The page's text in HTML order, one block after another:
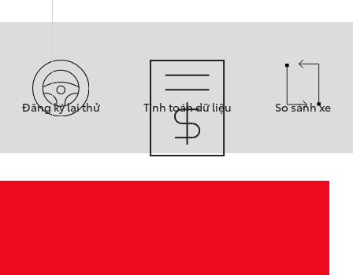
Đăng ký lại thử Tính toán dữ liệu So sánh xe